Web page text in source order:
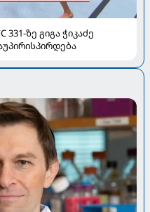
ზე გიგა ჭიკაძე